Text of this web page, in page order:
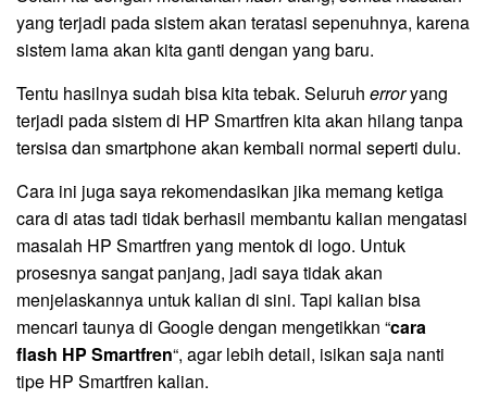
yang terjadi pada sistem akan teratasi sepenuhnya, karena
sistem lama akan kita ganti dengan yang baru.
Tentu hasilnya sudah bisa kita tebak. Seluruh erroryang
terjadi pada sistem di HP Smartfren kita akan hilang tanpa
tersisa dan smartphone akan kembali normal seperti dulu.
Cara ini juga saya rekomendasikan jika memang ketiga
cara di atas tadi tidak berhasil membantu kalian mengatasi
masalah HP Smartfren yang mentok di logo. Untuk
prosesnya sangat panjang, jadi saya tidak akan
menjelaskannya untuk kalian di sini. Tapi kalian bisa
mencari taunya di Google dengan mengetikkan “cara
flash HP Smartfren“, agar lebih detail, isikan saja nanti
tipe HP Smartfren kalian.